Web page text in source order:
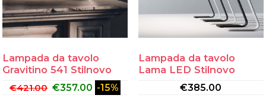
Lampada da tavolo
Gravitino 541 Stilnovo
€421.00 €357.00 -15%
Lampada da tavolo
Lama LED Stilnovo
€385.00